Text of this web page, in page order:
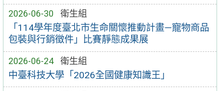
2026-06-30 衛生組
「114學年度臺北市生命關懷推動計畫—寵物商品
包裝與行銷徵件」比賽靜態成果展
2026-06-24 衛生組
中臺科技大學「2026全國健康知識王」